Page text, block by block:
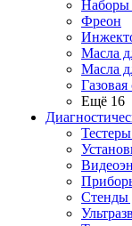
Наборы
Фреон
Масла
Масла
Газовая
Ещё 16
Стенды